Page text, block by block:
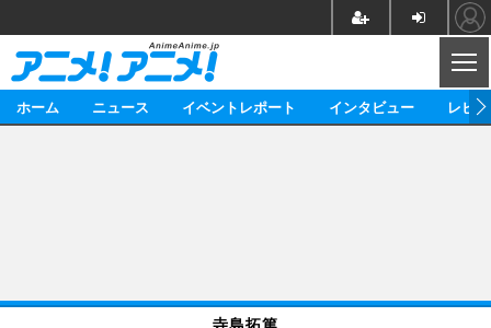
レビュー
ホーム ニュース イベントレポート インタビュー レビ